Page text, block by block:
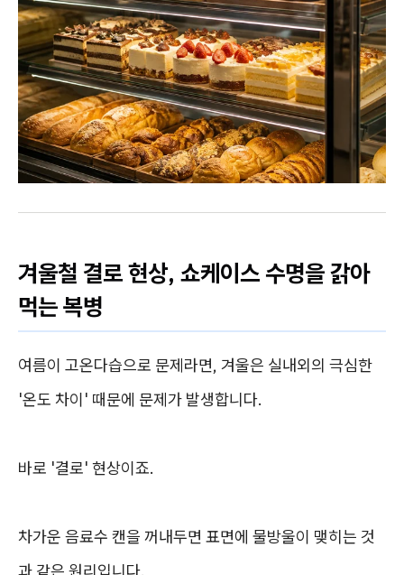
겨울철 결로 현상, 쇼케이스 수명을 갉아
먹는 복병
여름이 고온다습으로 문제라면, 겨울은 실내외의 극심한
'온도 차이' 때문에 문제가 발생합니다.
바로 '결로' 현상이죠.
차가운 음료수 캔을 꺼내두면 표면에 물방울이 맺히는 것